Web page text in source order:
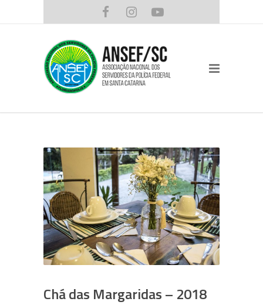
Chá das Margaridas – 2018